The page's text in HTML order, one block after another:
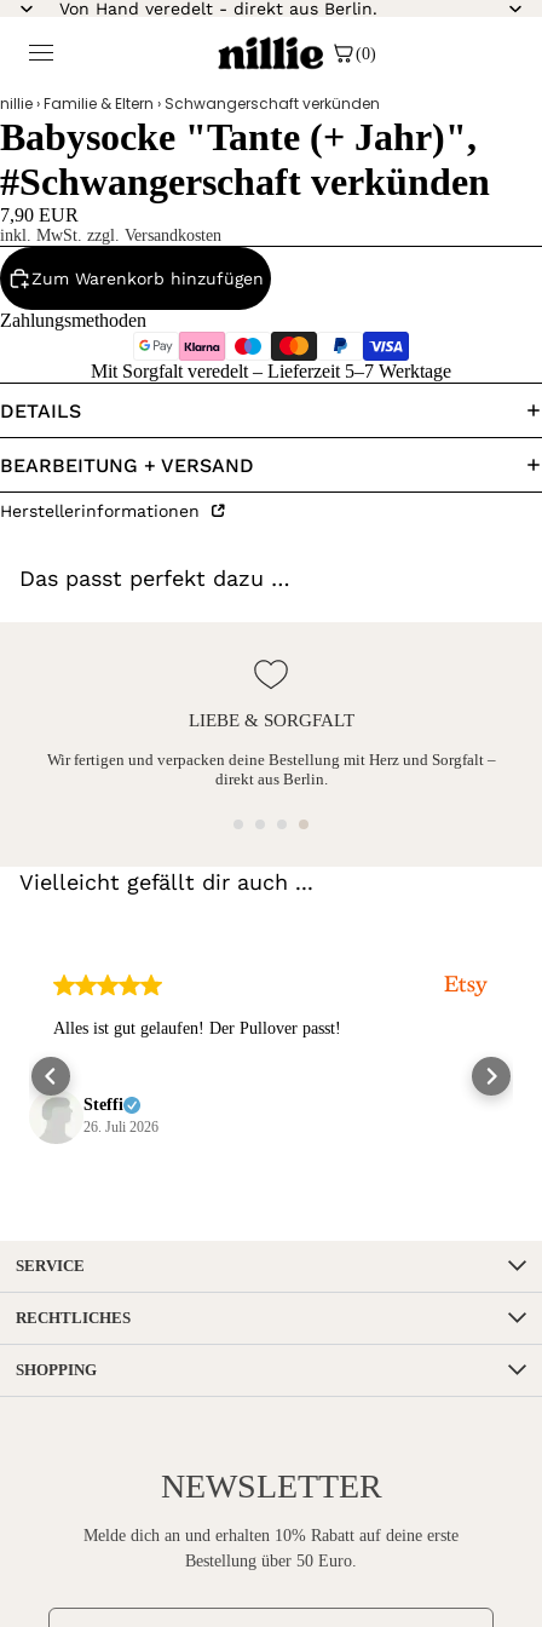
Von Hand veredelt - direkt aus Berlin.
(0)
nillie›Familie & Eltern › Schwangerschaft verkünden
Babysocke "Tante (+ Jahr)",
#Schwangerschaft verkünden
7,90 EUR
inkl. MwSt. zzgl. Versandkosten
Zum Warenkorb hinzufügen
Zahlungsmethoden
Mit Sorgfalt veredelt – Lieferzeit 5–7 Werktage
DETAILS
BEARBEITUNG + VERSAND
Herstellerinformationen
Das passt perfekt dazu …
LIEBE & SORGFALT
Wir fertigen und verpacken deine Bestellung mit Herz und Sorgfalt –
direkt aus Berlin.
Vielleicht gefällt dir auch ...
Alles ist gut gelaufen! Der Pullover passt!
Steffi
26. Juli 2026
SERVICE
RECHTLICHES
SHOPPING
NEWSLETTER
Melde dich an und erhalten 10% Rabatt auf deine erste
Bestellung über 50 Euro.